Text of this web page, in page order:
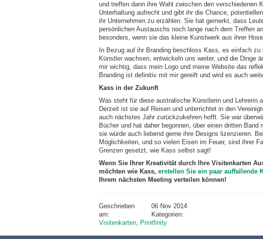
und treffen dann ihre Wahl zwischen den verschiedenen
Unterhaltung aufrecht und gibt ihr die Chance,
ihr Unternehmen zu erzählen. Sie hat gemerkt, dass
persönlichen Austauschs noch lange nach dem Treffen
besonders, wenn sie das kleine Kunstwerk aus ihrer
In Bezug auf ihr Branding beschloss Kass, es einfach zu
Künstler wachsen, entwickeln uns weiter, und die Dinge
mir wichtig, dass mein Logo und meine Website das
Branding ist definitiv mit mir gereift und wird es auch
Kass in der Zukunft
Was steht für diese australische Künstlerin und Lehrerin
Derzeit ist sie auf Reisen und unterrichtet in den
auch nächstes Jahr zurückzukehren hofft. Sie war
Bücher und hat daher begonnen, über einen dritten Band
sie würde auch liebend gerne ihre Designs lizenzieren.
Möglichkeiten, und so vielen Eisen im Feuer, sind ihrer
Grenzen gesetzt, wie Kass selbst sagt!
Wenn Sie Ihrer Kreativität durch Ihre Visitenkarten
möchten wie Kass, erstellen Sie ein paar auffallende
Ihrem nächsten Meeting verteilen können!
Geschrieben
am:
06 Nov 2014
Kategorien:
Visitenkarten, Printfinity